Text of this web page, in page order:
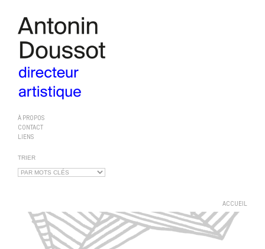
À PROPOS
CONTACT
LIENS
TRIER
ACCUEIL